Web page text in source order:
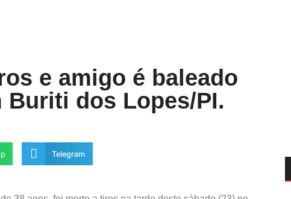
e amigo é baleado
Buriti dos Lopes/PI.
Telegram